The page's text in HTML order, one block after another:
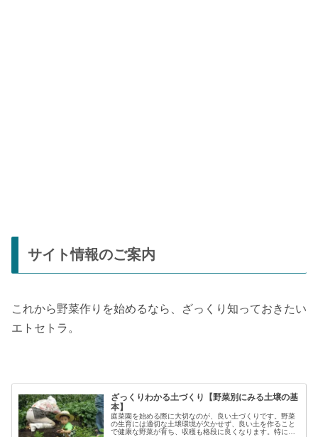
サイト情報のご案内
これから野菜作りを始めるなら、ざっくり知っておきたい
エトセトラ。
ざっくりわかる土づくり【野菜別にみる土壌の基
本】
庭菜園を始める際に大切なのが、良い土づくりです。野菜
の生育には適切な土壌環境が欠かせず、良い土を作ること
で健康な野菜が育ち、収穫も格段に良くなります。特に初